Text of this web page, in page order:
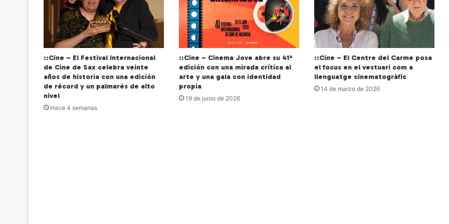
::Cine – El Festival Internacional
de Cine de Sax celebra veinte
años de historia con una edición
de récord y un palmarés de alto
nivel
Hace 4 semanas
::Cine – Cinema Jove abre su 41ª
edición con una mirada crítica al
arte y una gala con identidad
propia
19 de junio de 2026
::Cine – El Centre del Carme posa
el focus en el vestuari com a
llenguatge cinematogràfic
14 de marzo de 2026